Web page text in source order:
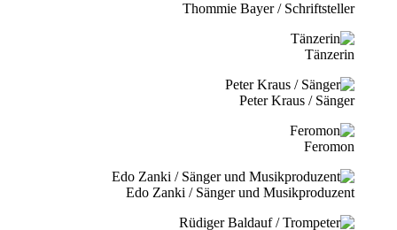
Thommie Bayer / Schriftsteller
Tänzerin
Peter Kraus / Sänger
Feromon
Edo Zanki / Sänger und Musikproduzent